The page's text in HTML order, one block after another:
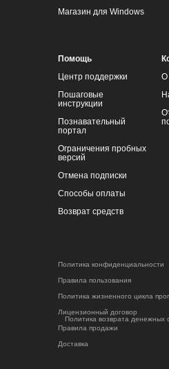
Магазин для Windows
Помощь
Центр поддержки
Пошаговые
инструкции
Познавательный
портал
Ограничения пробных
версий
Отмена подписки
Способы оплаты
Возврат средств
О
Политика конфиденциальности
Правила продажи
Политика жизненного цикла
Доставка
Лицензионный договор
Правила пользования
Политика возврата денежных